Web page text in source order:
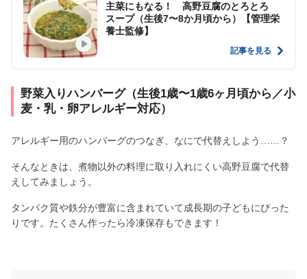
主菜にもなる！ 高野豆腐のとろとろ
スープ（生後7〜8か月頃から）【管理栄
養士監修】
記事を見る
野菜入りハンバーグ（生後1歳〜1歳6ヶ月頃から／小
麦・乳・卵アレルギー対応）
アレルギー用のハンバーグのつなぎ、なにで代替えしよう……？
そんなときは、煮物以外の料理に取り入れにくい高野豆腐で代替
えしてみましょう。
タンパク質や鉄分が豊富に含まれていて成長期の子どもにぴった
りです。たくさん作ったら冷凍保存もできます！